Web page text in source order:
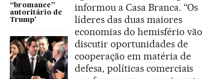
“bromance”
autoritário de
Trump'
informou a Casa Branca. “Os
líderes das duas maiores
economias do hemisfério vão
discutir oportunidades de
cooperação em matéria de
defesa, políticas comerciais